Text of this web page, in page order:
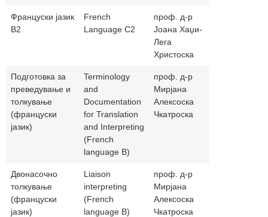
Француски јазик
В2
French
Language C2
проф. д-р
Јоана Хаџи-
Лега
Христоска
Подготовка за
преведување и
толкување
(француски
јазик)
Terminology
and
Documentation
for Translation
and Interpreting
(French
language B)
проф. д-р
Мирјана
Алексоска
Чкатроска
Двонасочно
толкување
(француски
јазик)
Liaison
interpreting
(French
language B)
проф. д-р
Мирјана
Алексоска
Чкатроска